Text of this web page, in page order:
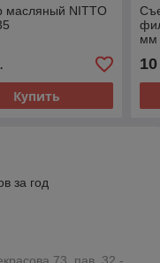
масляный NITTO
Купить
мм
10
за год